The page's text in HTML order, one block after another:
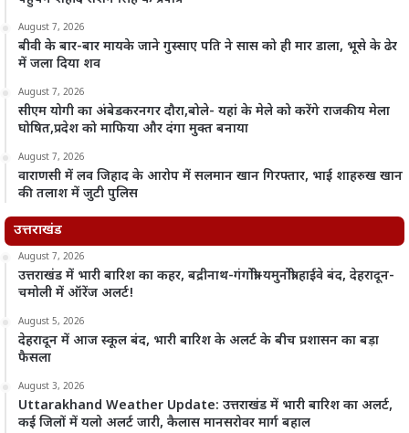
August 7, 2026
बीवी के बार-बार मायके जाने गुस्साए पति ने सास को ही मार डाला, भूसे के ढेर
में जला दिया शव
August 7, 2026
सीएम योगी का अंबेडकरनगर दौरा,बोले- यहां के मेले को करेंगे राजकीय मेला
घोषित,प्रदेश को माफिया और दंगा मुक्त बनाया
August 7, 2026
वाराणसी में लव जिहाद के आरोप में सलमान खान गिरफ्तार, भाई शाहरुख खान
की तलाश में जुटी पुलिस
उत्तराखंड
August 7, 2026
उत्तराखंड में भारी बारिश का कहर, बद्रीनाथ-गंगोत्री-यमुनोत्री हाईवे बंद, देहरादून-
चमोली में ऑरेंज अलर्ट!
August 5, 2026
देहरादून में आज स्कूल बंद, भारी बारिश के अलर्ट के बीच प्रशासन का बड़ा
फैसला
August 3, 2026
Uttarakhand Weather Update: उत्तराखंड में भारी बारिश का अलर्ट,
कई जिलों में यलो अलर्ट जारी, कैलास मानसरोवर मार्ग बहाल